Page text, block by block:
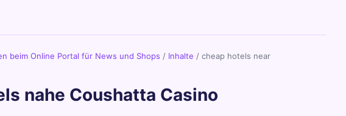
beim Online Portal für News und Shops / Inhalte / cheap hotels near
nahe Coushatta Casino